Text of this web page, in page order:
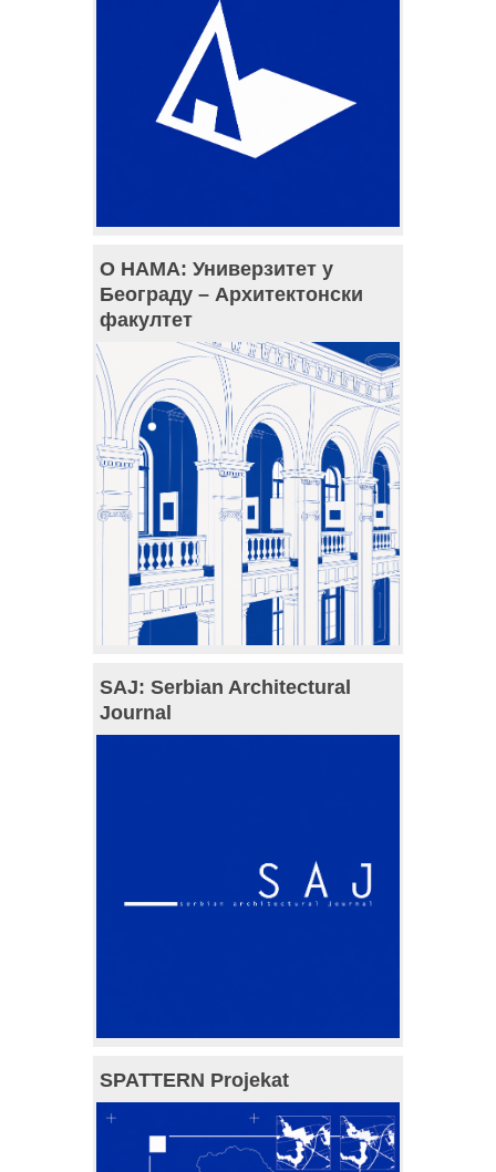
О НАМА: Универзитет у
Београду – Архитектонски
факултет
SAJ: Serbian Architectural
Journal
SPATTERN Projekat